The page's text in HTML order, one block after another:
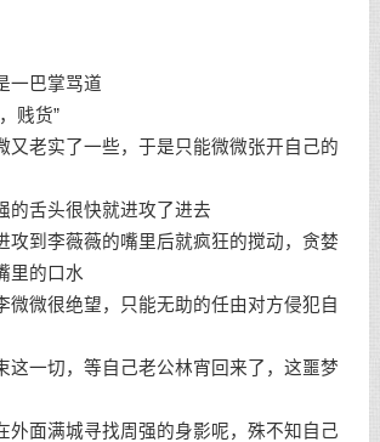
一巴掌骂道
贱货”
又老实了一些，于是只能微微张开自己的
的舌头很快就进攻了进去
攻到李薇薇的嘴里后就疯狂的搅动，贪婪
里的口水
微微很绝望，只能无助的任由对方侵犯自
这一切，等自己老公林宵回来了，这噩梦
外面满城寻找周强的身影呢，殊不知自己